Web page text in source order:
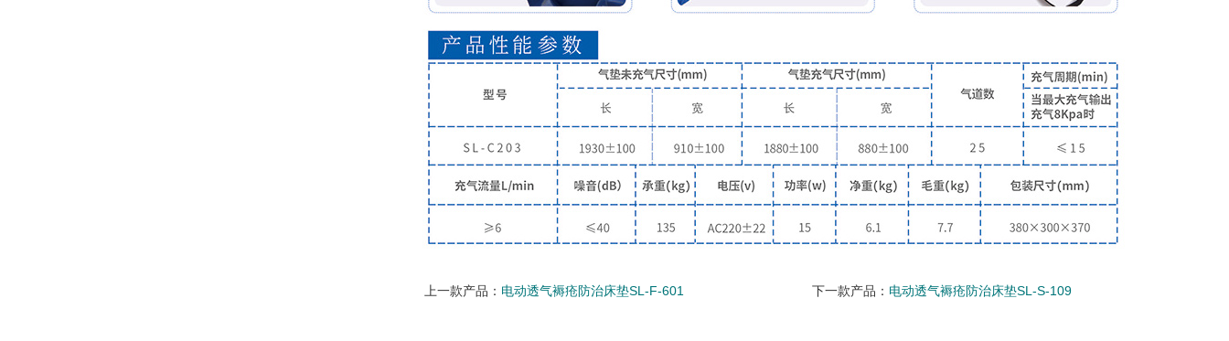
上一款产品： 电动透气褥疮防治床垫SL-F-601 下一款产品： 电动透气褥疮防治床垫SL-S-109